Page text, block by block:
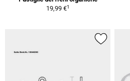
19,99 €1